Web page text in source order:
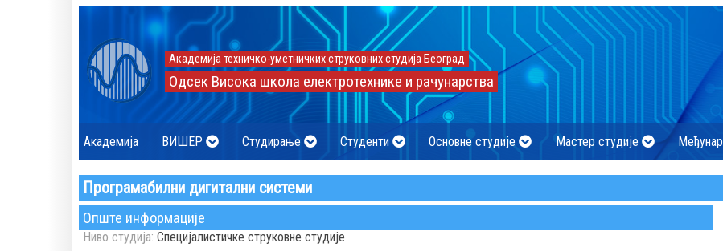
Академија техничко-уметничких струковних студија Београд
Одсек Висока школа електротехнике и рачунарства
Академија ВИШЕР Студирање Студенти Основне студије Мастер студије
Програмабилни дигитални системи
Опште информације
Ниво студија: Специјалистичке струковне студије